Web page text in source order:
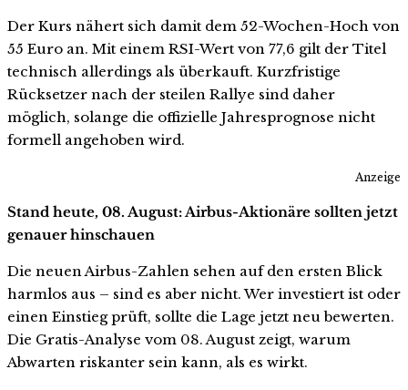
Der Kurs nähert sich damit dem 52-Wochen-Hoch von
55 Euro an. Mit einem RSI-Wert von 77,6 gilt der Titel
technisch allerdings als überkauft. Kurzfristige
Rücksetzer nach der steilen Rallye sind daher
möglich, solange die offizielle Jahresprognose nicht
formell angehoben wird.
Anzeige
Stand heute, 08. August: Airbus-Aktionäre sollten jetzt
genauer hinschauen
Die neuen Airbus-Zahlen sehen auf den ersten Blick
harmlos aus – sind es aber nicht. Wer investiert ist oder
einen Einstieg prüft, sollte die Lage jetzt neu bewerten.
Die Gratis-Analyse vom 08. August zeigt, warum
Abwarten riskanter sein kann, als es wirkt.